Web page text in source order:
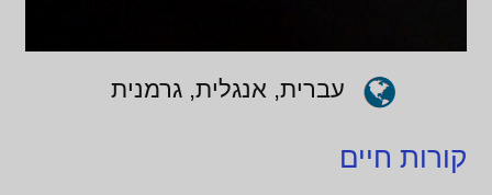
עברית, אנגלית, גרמנית
קורות חיים